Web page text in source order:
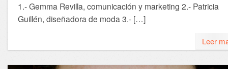
1.- Gemma Revilla, comunicación y marketing 2.- Patricia
Guillén, diseñadora de moda 3.- […]
Leer